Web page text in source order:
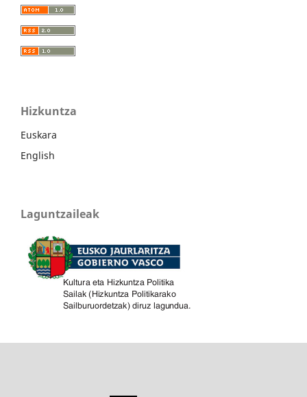
Hizkuntza
Euskara
English
Laguntzaileak